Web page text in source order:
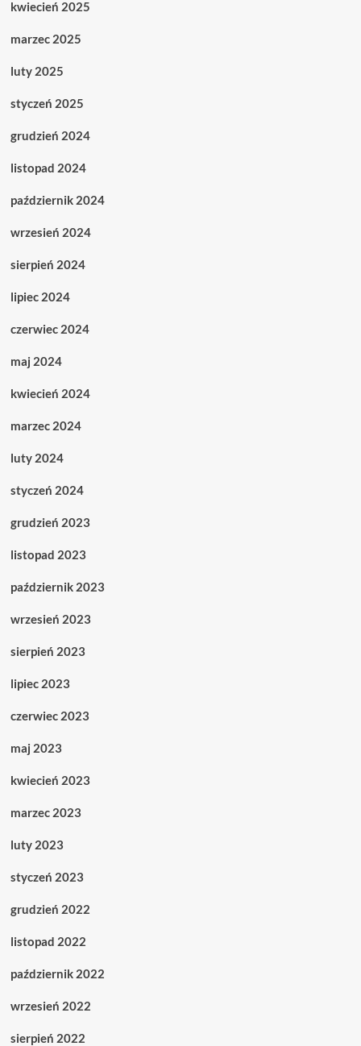
kwiecień 2025
marzec 2025
luty 2025
styczeń 2025
grudzień 2024
listopad 2024
październik 2024
wrzesień 2024
sierpień 2024
lipiec 2024
czerwiec 2024
maj 2024
kwiecień 2024
marzec 2024
luty 2024
styczeń 2024
grudzień 2023
listopad 2023
październik 2023
wrzesień 2023
sierpień 2023
lipiec 2023
czerwiec 2023
maj 2023
kwiecień 2023
marzec 2023
luty 2023
styczeń 2023
grudzień 2022
listopad 2022
październik 2022
wrzesień 2022
sierpień 2022